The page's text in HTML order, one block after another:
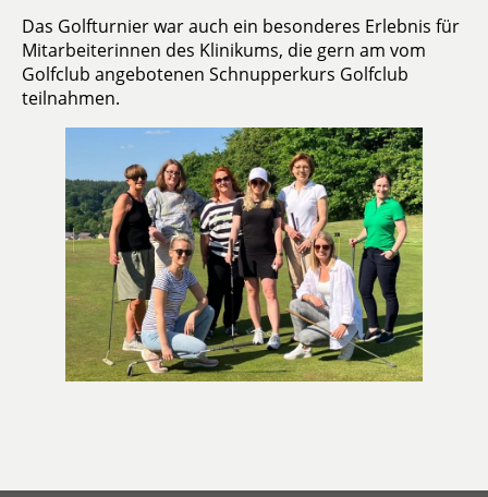
Das Golfturnier war auch ein besonderes Erlebnis für
Mitarbeiterinnen des Klinikums, die gern am vom
Golfclub angebotenen Schnupperkurs Golfclub
teilnahmen.